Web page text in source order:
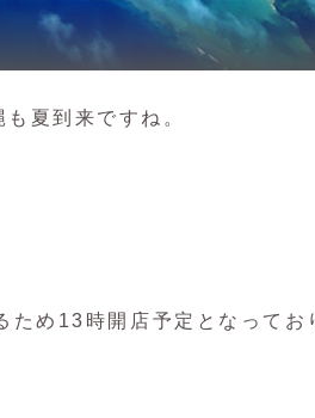
夏到来ですね。
め13時開店予定となってお